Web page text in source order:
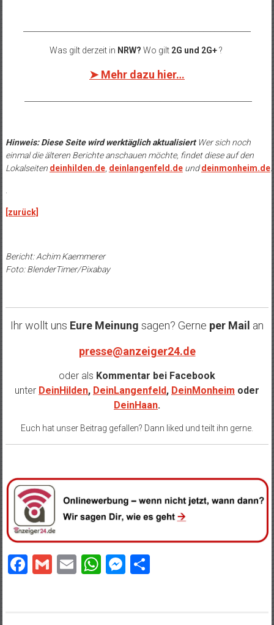
Was gilt derzeit in NRW? Wo gilt 2G und 2G+?
➤ Mehr dazu hier…
Hinweis: Diese Seite wird werktäglich aktualisiert Wer sich noch
einmal die älteren Berichte anschauen möchte, findet diese auf den
Lokalseiten deinhilden.de, deinlangenfeld.deunddeinmonheim.de.
.
[zurück]
Bericht: Achim Kaemmerer
Foto: BlenderTimer/Pixabay
Ihr wollt uns Eure Meinung sagen? Gerne per Mail an
presse@anzeiger24.de
oder als Kommentar bei Facebook
unter DeinHilden, DeinLangenfeld, DeinMonheim oder
DeinHaan.
Euch hat unser Beitrag gefallen? Dann liked und teilt ihn gerne.
Facebook
Gmail
EmailWhatsApp
Messenger
Teilen